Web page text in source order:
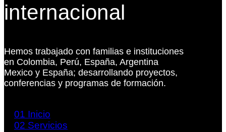
internacional
Hemos trabajado con familias e instituciones
en Colombia, Perú, España, Argentina
Mexico y España; desarrollando proyectos,
conferencias y programas de formación.
01 Inicio
02 Servicios